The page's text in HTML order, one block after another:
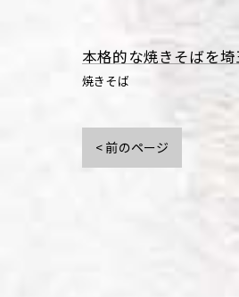
本格的な焼きそばを埼
焼きそば
< 前のページ